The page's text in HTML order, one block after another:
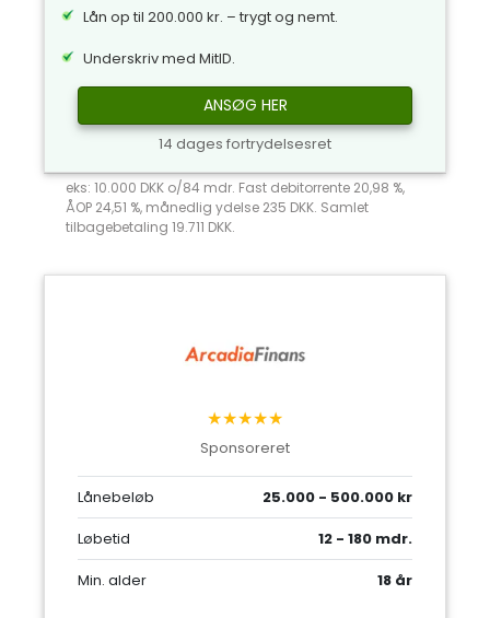
Lån op til 200.000 kr. – trygt og nemt.
Underskriv med MitID.
ANSØG HER
14 dages fortrydelsesret
eks: 10.000 DKK o/84 mdr. Fast debitorrente 20,98 %,
ÅOP 24,51 %, månedlig ydelse 235 DKK. Samlet
tilbagebetaling 19.711 DKK.
★★★★★
Sponsoreret
Lånebeløb
25.000 - 500.000 kr
Løbetid
12 - 180 mdr.
Min. alder
18 år